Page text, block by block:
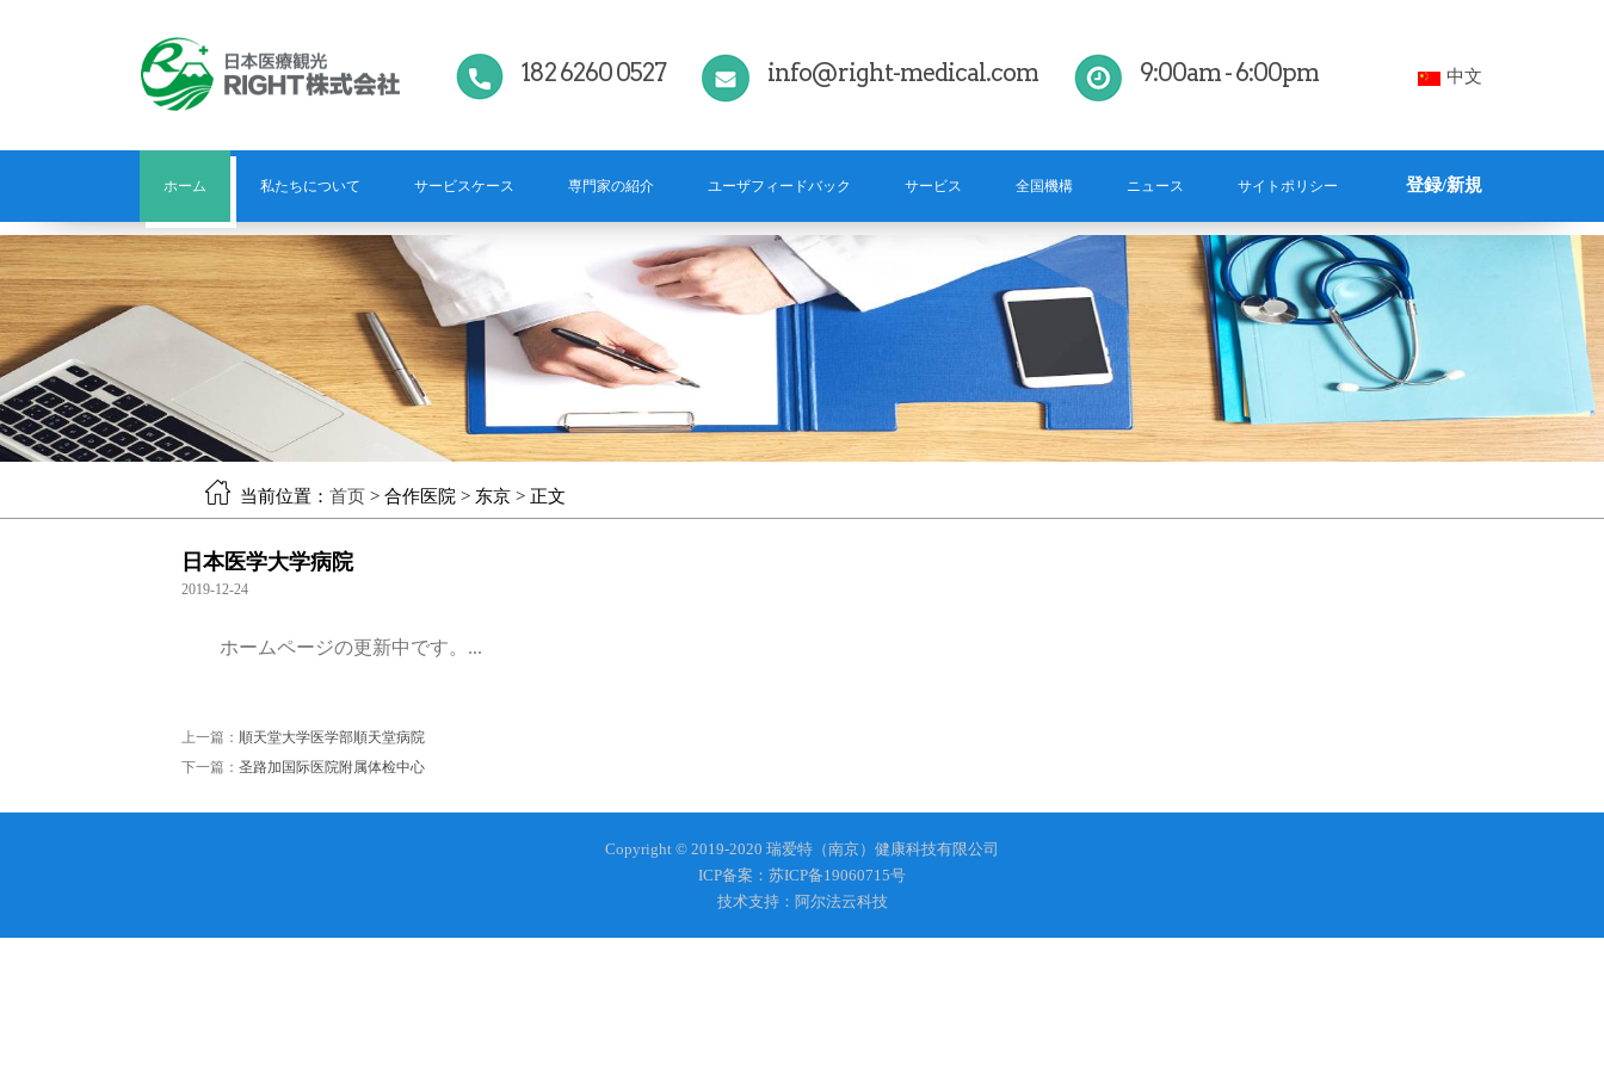
182 6260 0527 info@right-medical.com 9:00am - 6:00pm 中文
ホーム 私たちについて サービスケース 専門家の紹介 ユーザフィードバック サービス 全国機構 ニュース サイトポリシー 登録/新規
当前位置： 首页 > 合作医院 > 东京 > 正文
日本医学大学病院
2019-12-24
ホームページの更新中です。...
上一篇： 順天堂大学医学部順天堂病院
下一篇： 圣路加国际医院附属体检中心
Copyright © 2019-2020 瑞爱特（南京）健康科技有限公司
ICP备案：苏ICP备19060715号
技术支持：阿尔法云科技